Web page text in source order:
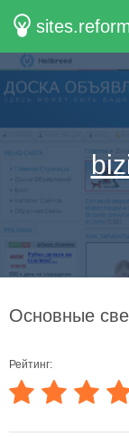
Основные
Рейтинг: